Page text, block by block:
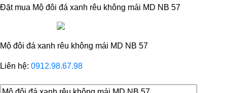
Đặt mua Mộ đôi đá xanh rêu không mái MD NB 57
Mộ đôi đá xanh rêu không mái MD NB 57
Liên hệ: 0912.98.67.98